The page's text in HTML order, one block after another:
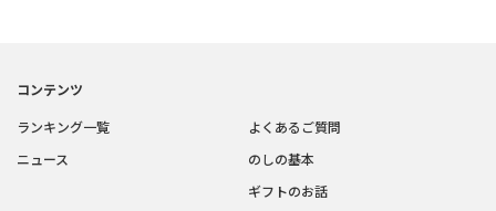
コンテンツ
ランキング一覧
ニュース
よくあるご質問
のしの基本
ギフトのお話